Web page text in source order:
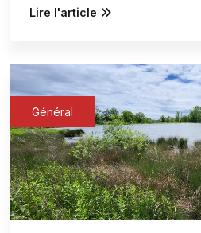
Lire l'article
Général